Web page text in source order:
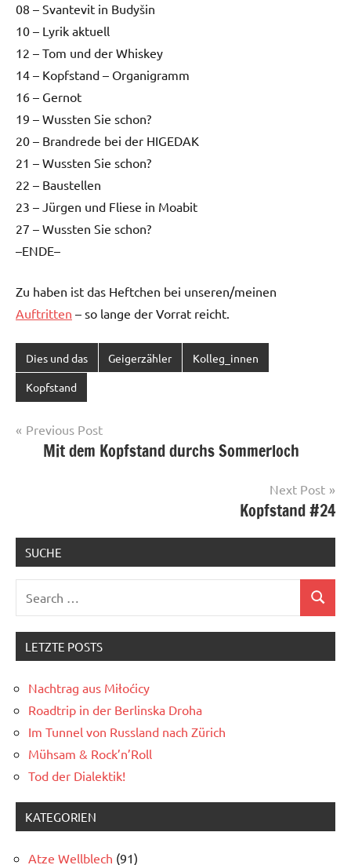
08 – Svantevit in Budyšin
10 – Lyrik aktuell
12 – Tom und der Whiskey
14 – Kopfstand – Organigramm
16 – Gernot
19 – Wussten Sie schon?
20 – Brandrede bei der HIGEDAK
21 – Wussten Sie schon?
22 – Baustellen
23 – Jürgen und Fliese in Moabit
27 – Wussten Sie schon?
–ENDE–
Zu haben ist das Heftchen bei unseren/meinen
Auftritten – so lange der Vorrat reicht.
Dies und das Geigerzähler Kolleg_innen
Kopfstand
Post
navigation
Previous Post
Mit dem Kopfstand durchs Sommerloch
Next Post
Kopfstand #24
SUCHE
Search
LETZTE POSTS
Nachtrag aus Miłoćicy
Roadtrip in der Berlinska Droha
Im Tunnel von Russland nach Zürich
Mühsam & Rock’n’Roll
Tod der Dialektik!
KATEGORIEN
Atze Wellblech (91)